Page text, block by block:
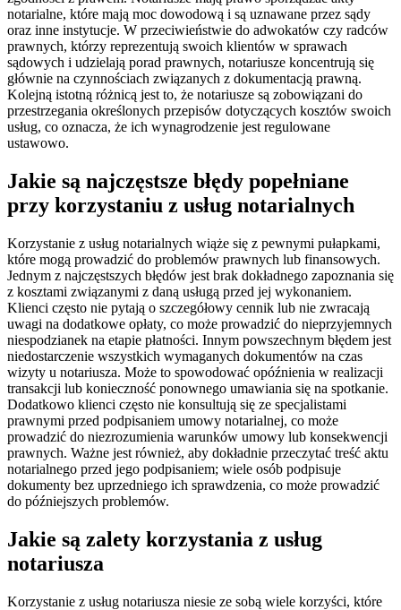
notarialne, które mają moc dowodową i są uznawane przez sądy
oraz inne instytucje. W przeciwieństwie do adwokatów czy radców
prawnych, którzy reprezentują swoich klientów w sprawach
sądowych i udzielają porad prawnych, notariusze koncentrują się
głównie na czynnościach związanych z dokumentacją prawną.
Kolejną istotną różnicą jest to, że notariusze są zobowiązani do
przestrzegania określonych przepisów dotyczących kosztów swoich
usług, co oznacza, że ich wynagrodzenie jest regulowane
ustawowo.
Jakie są najczęstsze błędy popełniane
przy korzystaniu z usług notarialnych
Korzystanie z usług notarialnych wiąże się z pewnymi pułapkami,
które mogą prowadzić do problemów prawnych lub finansowych.
Jednym z najczęstszych błędów jest brak dokładnego zapoznania się
z kosztami związanymi z daną usługą przed jej wykonaniem.
Klienci często nie pytają o szczegółowy cennik lub nie zwracają
uwagi na dodatkowe opłaty, co może prowadzić do nieprzyjemnych
niespodzianek na etapie płatności. Innym powszechnym błędem jest
niedostarczenie wszystkich wymaganych dokumentów na czas
wizyty u notariusza. Może to spowodować opóźnienia w realizacji
transakcji lub konieczność ponownego umawiania się na spotkanie.
Dodatkowo klienci często nie konsultują się ze specjalistami
prawnymi przed podpisaniem umowy notarialnej, co może
prowadzić do niezrozumienia warunków umowy lub konsekwencji
prawnych. Ważne jest również, aby dokładnie przeczytać treść aktu
notarialnego przed jego podpisaniem; wiele osób podpisuje
dokumenty bez uprzedniego ich sprawdzenia, co może prowadzić
do późniejszych problemów.
Jakie są zalety korzystania z usług
notariusza
Korzystanie z usług notariusza niesie ze sobą wiele korzyści, które